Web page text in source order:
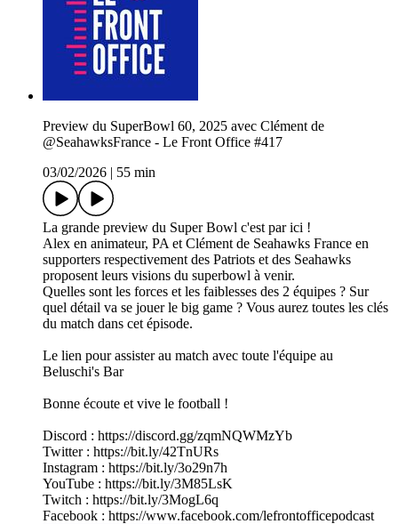
Preview du SuperBowl 60, 2025 avec Clément de
@SeahawksFrance - Le Front Office #417
03/02/2026 | 55 min
La grande preview du Super Bowl c'est par ici !
Alex en animateur, PA et Clément de Seahawks France en
supporters respectivement des Patriots et des Seahawks
proposent leurs visions du superbowl à venir.
Quelles sont les forces et les faiblesses des 2 équipes ? Sur
quel détail va se jouer le big game ? Vous aurez toutes les clés
du match dans cet épisode.
Le lien pour assister au match avec toute l'équipe au
Beluschi's Bar
Bonne écoute et vive le football !
Discord : https://discord.gg/zqmNQWMzYb
Twitter : https://bit.ly/42TnURs
Instagram : https://bit.ly/3o29n7h
YouTube : https://bit.ly/3M85LsK
Twitch : https://bit.ly/3MogL6q
Facebook : https://www.facebook.com/lefrontofficepodcast